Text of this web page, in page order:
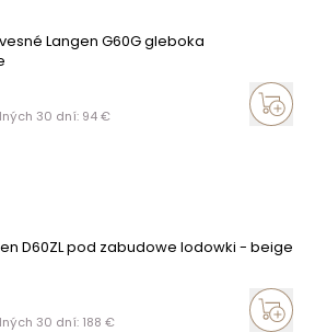
Langen G60G gleboka
30 dní: 94€
Langen D60ZL pod zabudowe lodowki - beige
30 dní: 188 €